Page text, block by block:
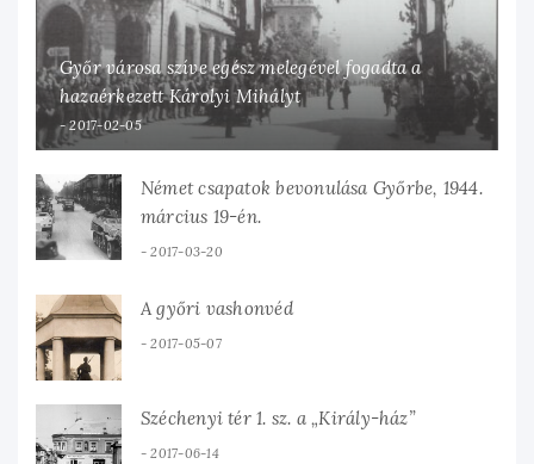
Győr városa szíve egész melegével fogadta a
hazaérkezett Károlyi Mihályt
2017-02-05
Német csapatok bevonulása Győrbe, 1944.
március 19-én.
2017-03-20
A győri vashonvéd
2017-05-07
Széchenyi tér 1. sz. a „Király-ház”
2017-06-14